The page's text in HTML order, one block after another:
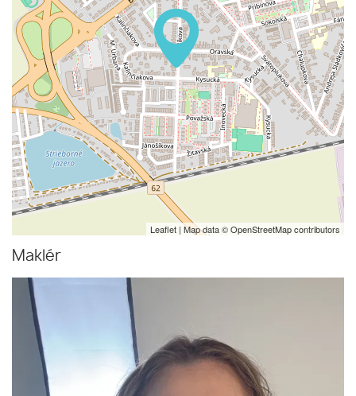
Leaflet | Map data ©OpenStreetMapcontributors
Maklér